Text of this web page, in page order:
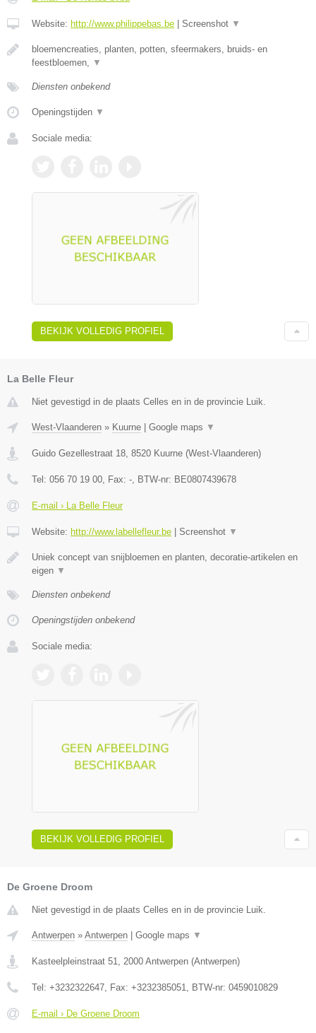
Website: http://www.philippebas.be Screenshot ▼
bloemencreaties, planten, potten, sfeermakers, bruids- en
feestbloemen, ▼
Diensten onbekend
Openingstijden ▼
Sociale media:
BEKIJK VOLLEDIG PROFIEL
La Belle Fleur
Niet gevestigd in de plaats Celles en in de provincie Luik.
West-Vlaanderen » Kuurne Google maps ▼
Guido Gezellestraat 18, 8520 Kuurne (West-Vlaanderen)
Tel: 056 70 19 00, Fax: -, BTW-nr: BE0807439678
E-mail › La Belle Fleur
Website: http://www.labellefleur.be Screenshot ▼
Uniek concept van snijbloemen en planten, decoratie-artikelen en
eigen ▼
Diensten onbekend
Openingstijden onbekend
Sociale media:
BEKIJK VOLLEDIG PROFIEL
De Groene Droom
Niet gevestigd in de plaats Celles en in de provincie Luik.
Antwerpen » Antwerpen | Google maps ▼
Kasteelpleinstraat 51 2000 Antwerpen (Antwerpen)
Tel: +3232322647 , Fax: +3232385051 , BTW-nr: 0459010829
E-mail › De Groene Droom